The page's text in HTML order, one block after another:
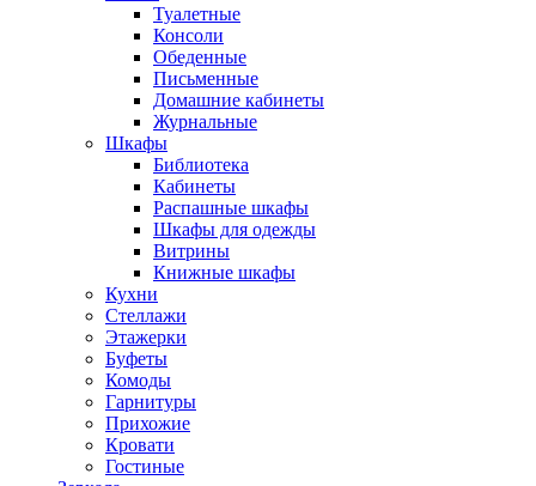
Туалетные
Консоли
Обеденные
Письменные
Домашние кабинеты
Журнальные
Шкафы
Библиотека
Кабинеты
Распашные шкафы
Шкафы для одежды
Витрины
Книжные шкафы
Кухни
Стеллажи
Этажерки
Буфеты
Комоды
Гарнитуры
Прихожие
Кровати
Гостиные